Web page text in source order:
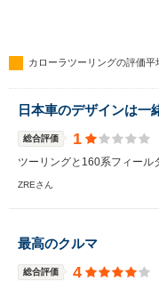
カローラツーリングの評価平
日本車のデザインは一
総合評価 1
ツーリングと160系フィール
ZREさん
最高のクルマ
総合評価 4